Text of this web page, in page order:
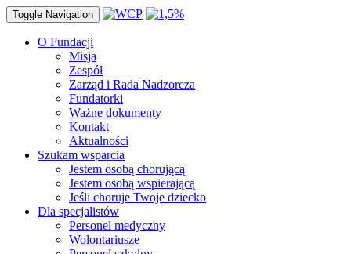
Toggle Navigation
O Fundacji
Misja
Zespół
Zarząd i Rada Nadzorcza
Fundatorki
Ważne dokumenty
Kontakt
Aktualności
Szukam wsparcia
Jestem osobą chorującą
Jestem osobą wspierającą
Jeśli choruje Twoje dziecko
Dla specjalistów
Personel medyczny
Wolontariusze